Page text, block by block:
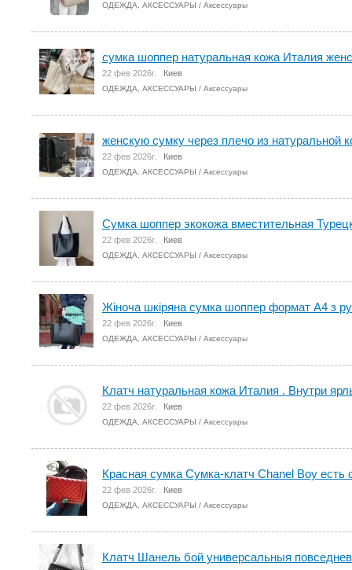
ОДЕЖДА, АКСЕССУАРЫ / Аксессуары
сумка шоппер натуральная кожа Италия
22 фев 2026г. Киев
ОДЕЖДА, АКСЕССУАРЫ / Аксессуары
женскую сумку через плечо из натуральной
22 фев 2026г. Киев
ОДЕЖДА, АКСЕССУАРЫ / Аксессуары
Сумка шоппер экокожа вместительная
22 фев 2026г. Киев
ОДЕЖДА, АКСЕССУАРЫ / Аксессуары
Жіноча шкіряна сумка шоппер формат А4 з
22 фев 2026г. Киев
ОДЕЖДА, АКСЕССУАРЫ / Аксессуары
Клатч натуральная кожа Италия . Внутри
22 фев 2026г. Киев
ОДЕЖДА, АКСЕССУАРЫ / Аксессуары
Красная сумка Сумка-клатч Chanel Boy есть
22 фев 2026г. Киев
ОДЕЖДА, АКСЕССУАРЫ / Аксессуары
Клатч Шанель бой универсальныя